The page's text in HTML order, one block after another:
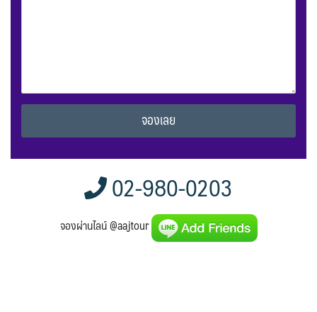
Alternative:
02-980-0203
จองผ่านไลน์ @aajtour